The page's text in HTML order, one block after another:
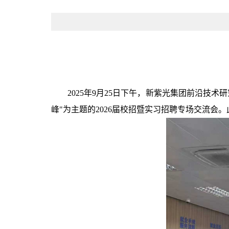
2025年9月 25 日下午，新紫光集团前沿技术
峰"为主题的2026届校招暨实习招聘专场交流会